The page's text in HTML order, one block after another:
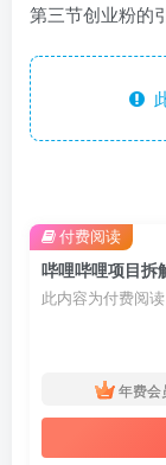
第三节创业粉的
此内容为付费阅
年费会
付费阅读